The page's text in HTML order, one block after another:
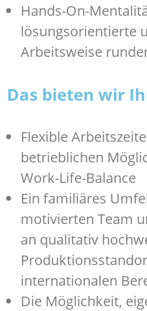
Hands-On-
lösungsorientierte
Arbeitsweise
Das bieten wir
Flexible
betrieblichen
Work-Life-Balance
Ein familiäres
motivierten Team
an qualitativ
internationalen
Die Möglichkeit,